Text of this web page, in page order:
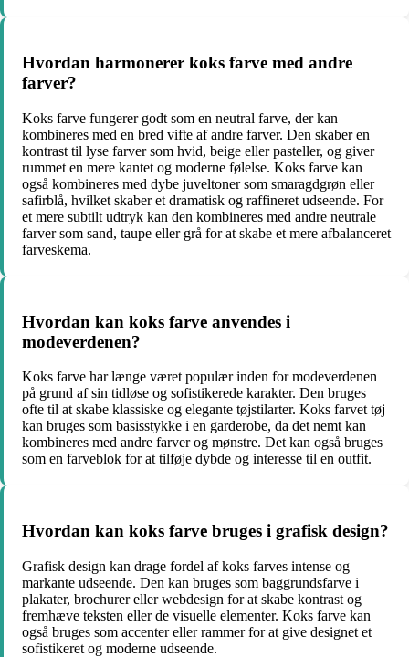
Hvordan harmonerer koks farve med andre
farver?
Koks farve fungerer godt som en neutral farve, der kan
kombineres med en bred vifte af andre farver. Den skaber en
kontrast til lyse farver som hvid, beige eller pasteller, og giver
rummet en mere kantet og moderne følelse. Koks farve kan
også kombineres med dybe juveltoner som smaragdgrøn eller
safirblå, hvilket skaber et dramatisk og raffineret udseende. For
et mere subtilt udtryk kan den kombineres med andre neutrale
farver som sand, taupe eller grå for at skabe et mere afbalanceret
farveskema.
Hvordan kan koks farve anvendes i
modeverdenen?
Koks farve har længe været populær inden for modeverdenen
på grund af sin tidløse og sofistikerede karakter. Den bruges
ofte til at skabe klassiske og elegante tøjstilarter. Koks farvet tøj
kan bruges som basisstykke i en garderobe, da det nemt kan
kombineres med andre farver og mønstre. Det kan også bruges
som en farveblok for at tilføje dybde og interesse til en outfit.
Hvordan kan koks farve bruges i grafisk design?
Grafisk design kan drage fordel af koks farves intense og
markante udseende. Den kan bruges som baggrundsfarve i
plakater, brochurer eller webdesign for at skabe kontrast og
fremhæve teksten eller de visuelle elementer. Koks farve kan
også bruges som accenter eller rammer for at give designet et
sofistikeret og moderne udseende.